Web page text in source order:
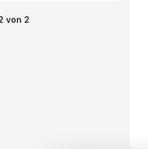
von 2